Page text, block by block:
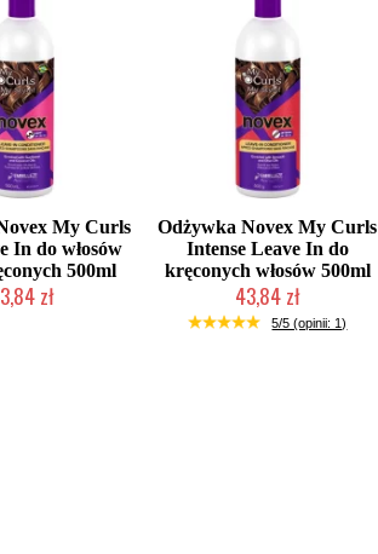
My Curls
In do włosów
500ml
zł
Odżywka Novex My Curls
Intense Leave In do
kręconych włosów 500ml
43,84 zł
Mała ilość (wysyłka w 24h)
5/5 (opinii: 1)